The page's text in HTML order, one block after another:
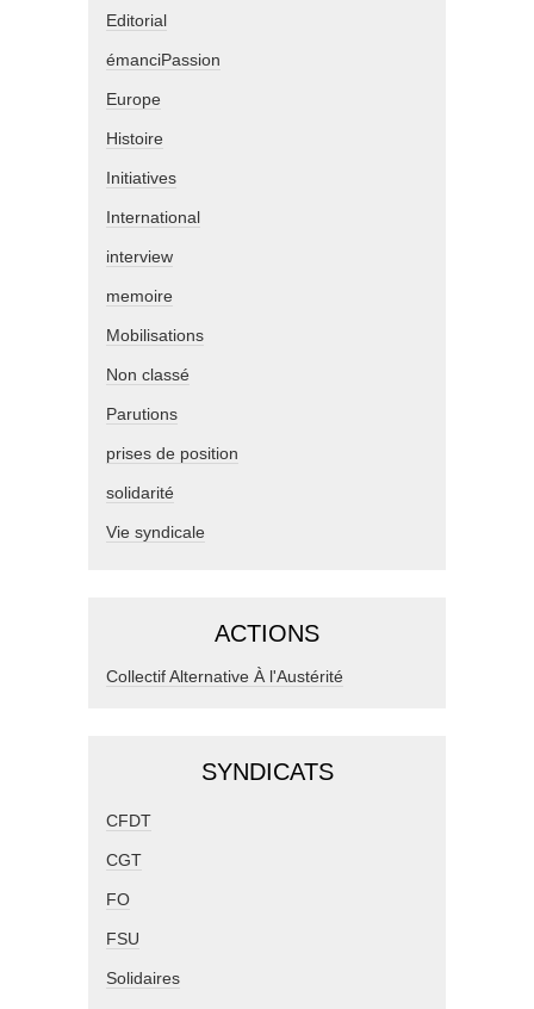
Editorial
émanciPassion
Europe
Histoire
Initiatives
International
interview
memoire
Mobilisations
Non classé
Parutions
prises de position
solidarité
Vie syndicale
ACTIONS
Collectif Alternative À l'Austérité
SYNDICATS
CFDT
CGT
FO
FSU
Solidaires